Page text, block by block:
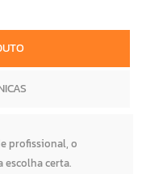
profissional, o
escolha certa.